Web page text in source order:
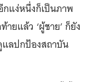
แง่หนึ่งก็เป็นภาพ
ยแล้ว ‘ผู้ชาย’ ก็ยัง
แลปกป้องสถาบัน